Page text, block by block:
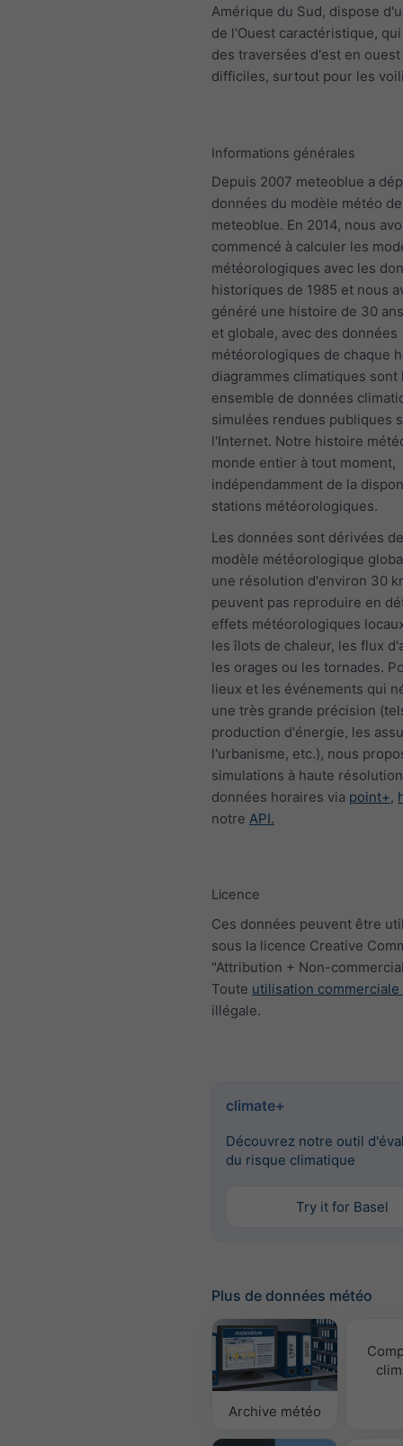
Amérique du Sud, dispose
de l'Ouest caractéristique,
des traversées d'est en
difficiles, surtout pour les
Informations générales
Depuis 2007 meteoblue a
données du modèle météo de
meteoblue. En 2014, nous
commencé à calculer les
météorologiques avec les
historiques de 1985 et nous
généré une histoire de 30
et globale, avec des données
météorologiques de chaque
diagrammes climatiques
ensemble de données
simulées rendues publiques
l'Internet. Notre histoire
monde entier à tout moment,
indépendamment de la
stations météorologiques.
Les données sont dérivées
modèle météorologique
une résolution d'environ 30
peuvent pas reproduire en
effets météorologiques
les îlots de chaleur, les flux
les orages ou les tornades.
lieux et les événements qui
une très grande précision
production d'énergie, les
l'urbanisme, etc.), nous
simulations à haute
données horaires via point+,
notre API.
Licence
Ces données peuvent être
sous la licence Creative
"Attribution + Non-
Toute utilisation commerciale
illégale.
climate+
Découvrez notre outil
du risque climatique
Try it for Basel
Plus de données météo
Archive météo